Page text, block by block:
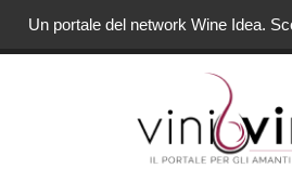
Un portale del network Wine Idea.